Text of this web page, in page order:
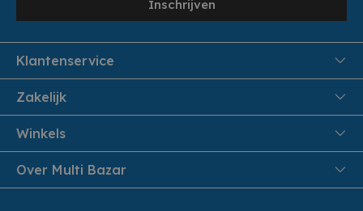
Inschrijven
Klantenservice
FAQ
Veiligheid en Privacy
Leveren aan huis
Zakelijk
Samenwoonactie
B2B
Winkels
Pittem
Izegem
Over Multi Bazar